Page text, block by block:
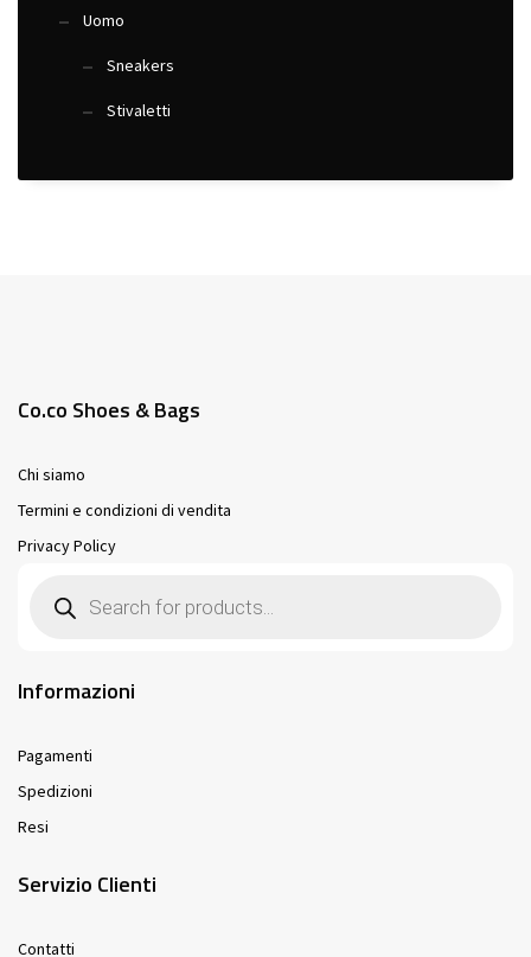
Uomo
Sneakers
Stivaletti
Co.co Shoes & Bags
Chi siamo
Termini e condizioni di vendita
Privacy Policy
search
Informazioni
Pagamenti
Spedizioni
Resi
Servizio Clienti
Contatti